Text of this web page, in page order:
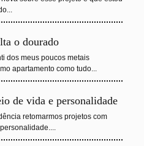
o dourado
dos meus poucos metais
apartamento como tudo...
de vida e personalidade
retomarmos projetos com